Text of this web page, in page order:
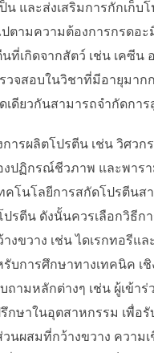
และส่งเสริมการกักเก็
ตามความต้องการกรดอ
ที่เกิดจากสัตว์ เช่น เคซี
วจสอบในวิชาที่มีอายุมา
ยวกันสามารถจำกัดกา
รผลิตโปรตีน เช่น วิศวก
ปฏิกรณ์ชีวภาพ และพาร
คโนโลยีการสกัดโปรตีน
ตีน ดังนั้นควรเลือกวิธีก
ขวาง เช่น ไดเรกทอรีแ
บการศึกษาทางเทคนิค
ามหลักต่างๆ เช่น ผู้เข้า
กษาในอุตสาหกรรม เพื่
นผสมที่กว้างขวาง ควา